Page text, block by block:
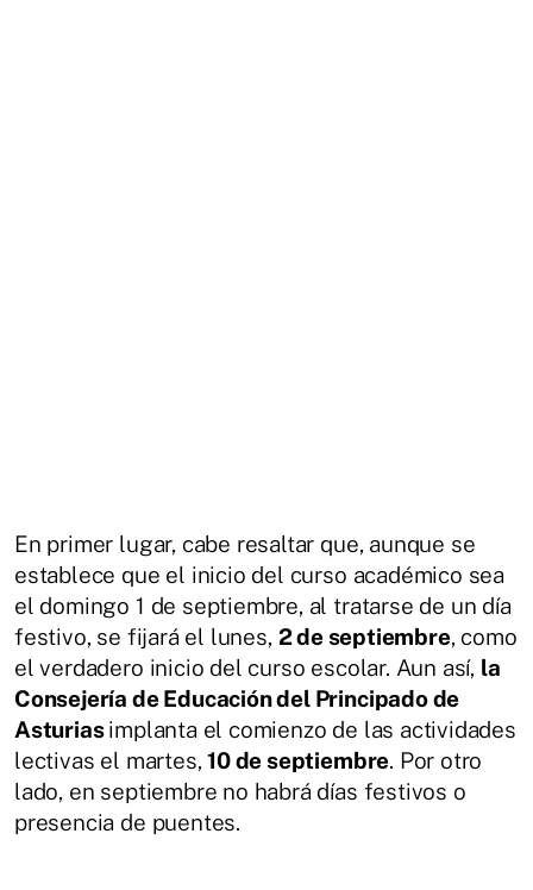
En primer lugar, cabe resaltar que, aunque se
establece que el inicio del curso académico sea
el domingo 1 de septiembre, al tratarse de un día
festivo, se fijará el lunes, 2 de septiembre, como
el verdadero inicio del curso escolar. Aun así, la
Consejería de Educación del Principado de
Asturiasimplanta el comienzo de las actividades
lectivas el martes,10 de septiembre. Por otro
lado, en septiembre no habrá días festivos o
presencia de puentes.